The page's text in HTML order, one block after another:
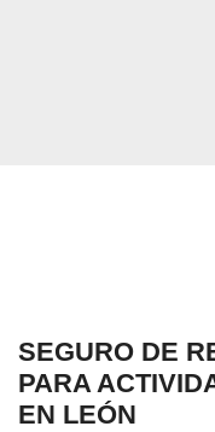
SEGURO DE
PARA
EN LEÓN